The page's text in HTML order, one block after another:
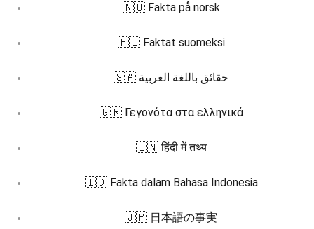
🇳🇴 Fakta på norsk
🇫🇮 Faktat suomeksi
🇸🇦 حقائق باللغة العربية
🇬🇷 Γεγονότα στα ελληνικά
🇮🇳 हिंदी में तथ्य
🇮🇩 Fakta dalam Bahasa Indonesia
🇯🇵 日本語の事実